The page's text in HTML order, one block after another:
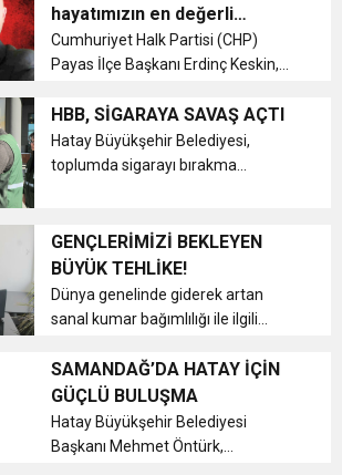
dikkat çekmeye devam ediyor.
İskenderun Kaymakamı Muhammet
Önder ile iş insanı ve ...
hayatımızın en değerli
rehberleridir”
Cumhuriyet Halk Partisi (CHP)
Payas İlçe Başkanı Erdinç Keskin,
mesajda, babaların aile yapısındaki
önemine ve toplumun inşasındaki
rolüne dikkat çekti....
HBB, SİGARAYA SAVAŞ AÇTI
Hatay Büyükşehir Belediyesi,
toplumda sigarayı bırakma
“Ödüllü Sigara Bırakma Etkinliği”
başlattı....
GENÇLERİMİZİ BEKLEYEN
BÜYÜK TEHLİKE!
Dünya genelinde giderek artan
sanal kumar bağımlılığı ile ilgili
oluşturulmasının her zamankinden
daha önemli ve daha gerekli
olduğunu vurgulayan Samandağ
Belediyesi Top...
SAMANDAĞ’DA HATAY İÇİN
GÜÇLÜ BULUŞMA
Hatay Büyükşehir Belediyesi
Başkanı Mehmet Öntürk,